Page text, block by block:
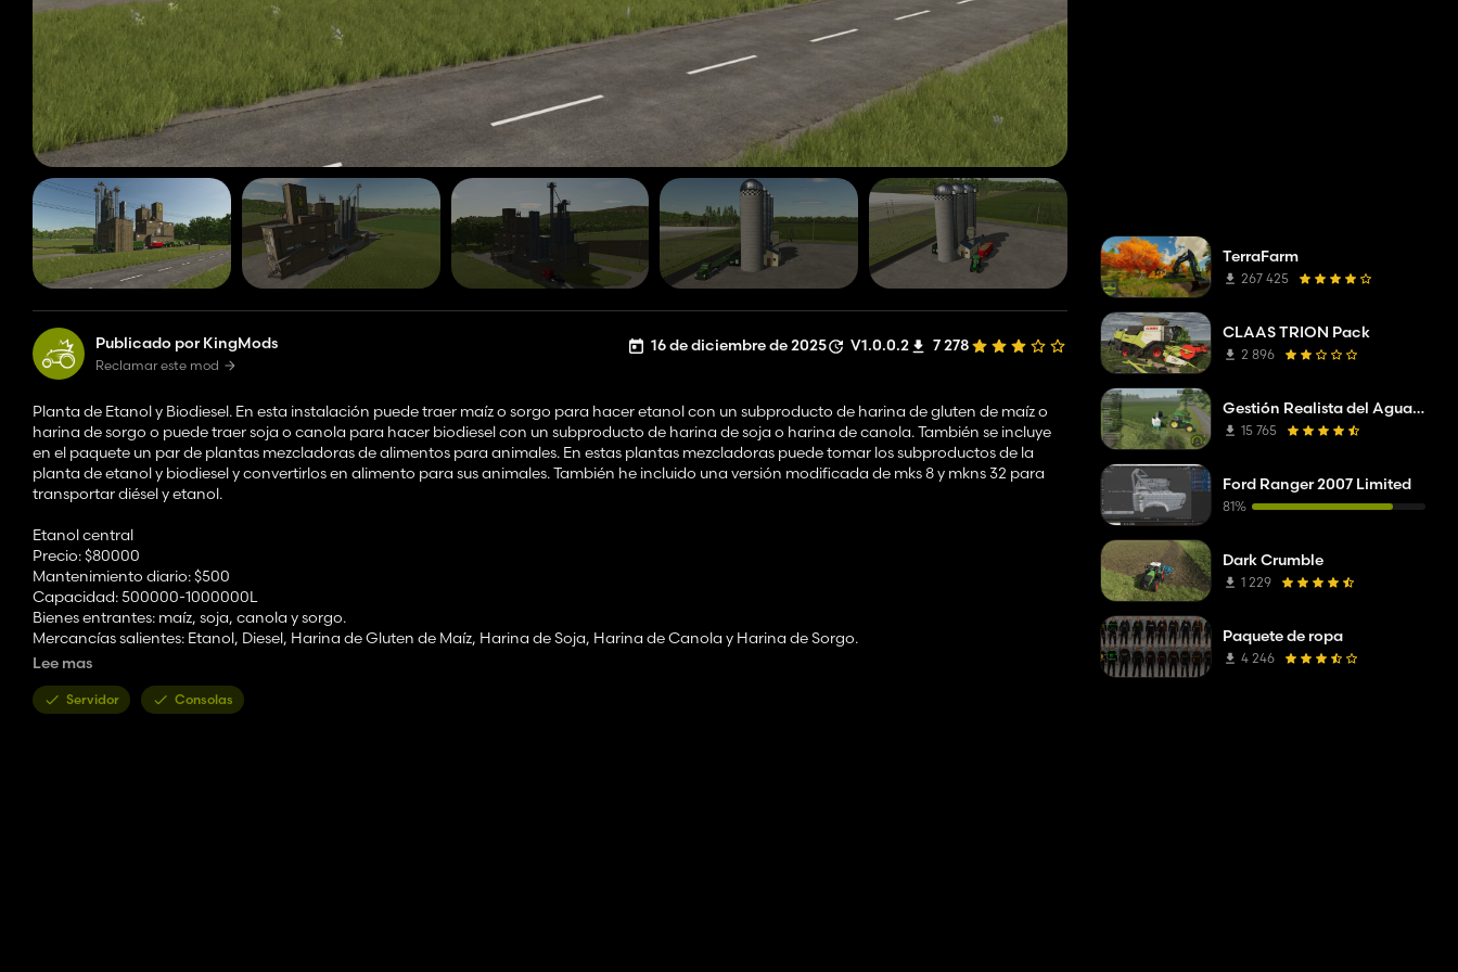
Publicado por KingMods
Reclamar este mod
16 de diciembre de 2025 V1.0.0.2 7 278
Planta de Etanol y Biodiesel. En esta instalación puede traer maíz o sorgo para hacer etanol con un subproducto de harina de gluten de maíz o
harina de sorgo o puede traer soja o canola para hacer biodiesel con un subproducto de harina de soja o harina de canola. También se incluye
en el paquete un par de plantas mezcladoras de alimentos para animales. En estas plantas mezcladoras puede tomar los subproductos de la
planta de etanol y biodiesel y convertirlos en alimento para sus animales. También he incluido una versión modificada de mks 8 y mkns 32 para
transportar diésel y etanol.
Etanol central
Precio: $80000
Mantenimiento diario: $500
Capacidad: 500000-1000000L
Bienes entrantes: maíz, soja, canola y sorgo.
Mercancías salientes: Etanol, Diesel, Harina de Gluten de Maíz, Harina de Soja, Harina de Canola y Harina de Sorgo.
Precio: $40000
Lee mas
Servidor Consolas
TerraFarm
267 425
CLAAS TRION Pack
2 896
Gestión Realista del Agua y el Suelo (RWSM)
15 765
Ford Ranger 2007 Limited
81%
Dark Crumble
1 229
Paquete de ropa
4 246